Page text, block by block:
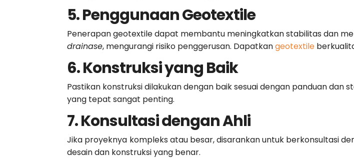
5. Penggunaan Geotextile
Penerapan geotextile dapat membantu meningkatkan stabilitas dan
drainase, mengurangi risiko penggerusan. Dapatkangeotextile
6. Konstruksi yang Baik
Pastikan konstruksidilakukan dengan baik sesuai dengan panduan dan
yang tepat sangat penting.
7. Konsultasi dengan Ahli
Jika proyeknya kompleks atau besar, disarankan untuk berkonsultasi
desain dan konstruksi yang benar.